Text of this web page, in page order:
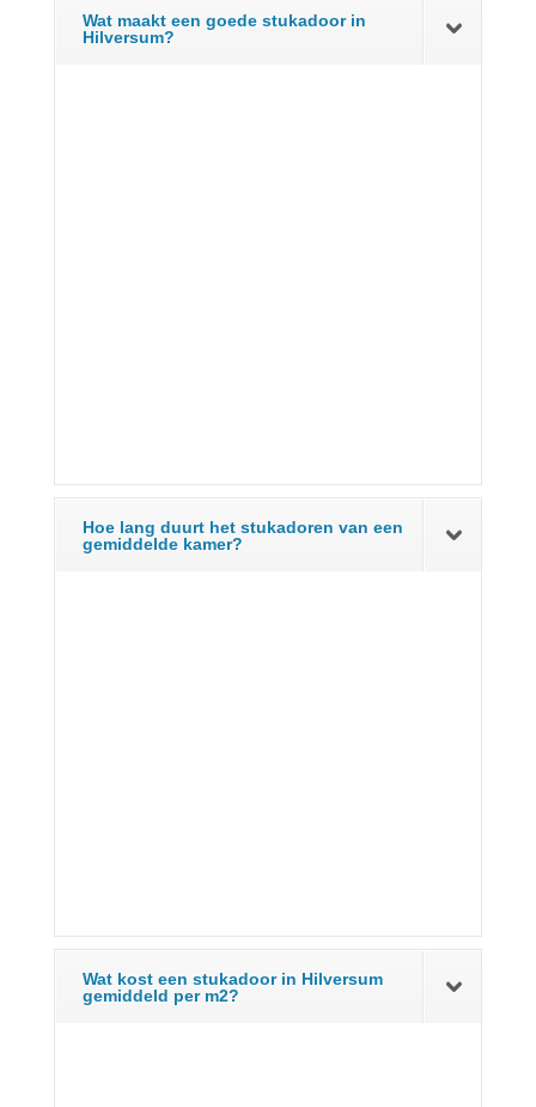
Wat maakt een goede stukadoor in
Hilversum?
Hoe lang duurt het stukadoren van een
gemiddelde kamer?
Wat kost een stukadoor in Hilversum
gemiddeld per m2?